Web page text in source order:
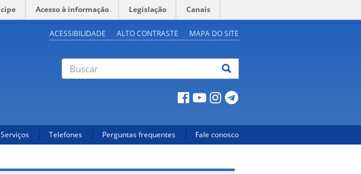
Acesso à informação Legislação Canais
ACESSIBILIDADE ALTO CONTRASTE MAPA DO SITE
Serviços Telefones Perguntas frequentes Fale conosco